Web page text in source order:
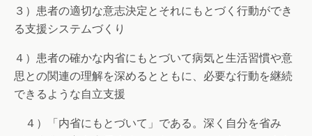
３）患者の適切な意志決定とそれにもとづく行動ができ
る支援システムづくり
４）患者の確かな内省にもとづいて病気と生活習慣や意
思との関連の理解を深めるとともに、必要な行動を継続
できるような自立支援
４）「内省にもとづいて」である。深く自分を省み